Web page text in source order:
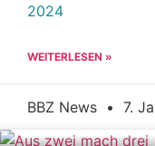
2024
WEITERLESEN »
BBZ News 7.